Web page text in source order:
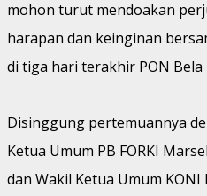
mohon turut mendoakan
harapan dan keinginan
di tiga hari terakhir PON
Disinggung pertemuannya
Ketua Umum PB FORKI
dan Wakil Ketua Umum